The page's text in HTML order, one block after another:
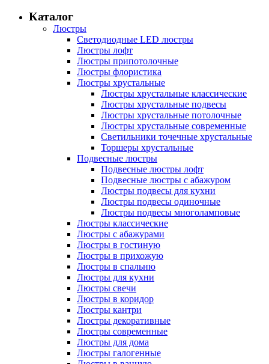
Каталог
Люстры
Светодиодные LED люстры
Люстры лофт
Люстры припотолочные
Люстры флористика
Люстры хрустальные
Люстры хрустальные классические
Люстры хрустальные подвесы
Люстры хрустальные потолочные
Люстры хрустальные современные
Светильники точечные хрустальные
Торшеры хрустальные
Подвесные люстры
Подвесные люстры лофт
Подвесные люстры с абажуром
Люстры подвесы для кухни
Люстры подвесы одиночные
Люстры подвесы многоламповые
Люстры классические
Люстры с абажурами
Люстры в гостиную
Люстры в прихожую
Люстры в спальню
Люстры для кухни
Люстры свечи
Люстры в коридор
Люстры кантри
Люстры декоративные
Люстры современные
Люстры для дома
Люстры галогенные